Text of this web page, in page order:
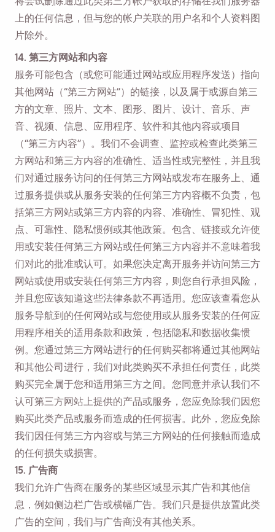
上的任何信息，但与您的帐户关联的用户名和个人资料图
片除外。
14. 第三方网站和内容
服务可能包含（或您可能通过网站或应用程序发送）指向
其他网站（“第三方网站”）的链接，以及属于或源自第三
方的文章、照片、文本、图形、图片、设计、音乐、声
音、视频、信息、应用程序、软件和其他内容或项目
（“第三方内容”）。我们不会调查、监控或检查此类第三
方网站和第三方内容的准确性、适当性或完整性，并且我
们对通过服务访问的任何第三方网站或发布在服务上、通
过服务提供或从服务安装的任何第三方内容概不负责，包
括第三方网站或第三方内容的内容、准确性、冒犯性、观
点、可靠性、隐私惯例或其他政策。包含、链接或允许使
用或安装任何第三方网站或任何第三方内容并不意味着我
们对此的批准或认可。如果您决定离开服务并访问第三方
网站或使用或安装任何第三方内容，则您自行承担风险，
并且您应该知道这些法律条款不再适用。您应该查看您从
服务导航到的任何网站或与您使用或从服务安装的任何应
用程序相关的适用条款和政策，包括隐私和数据收集惯
例。您通过第三方网站进行的任何购买都将通过其他网站
和其他公司进行，我们对此类购买不承担任何责任，此类
购买完全属于您和适用第三方之间。您同意并承认我们不
认可第三方网站上提供的产品或服务，您应免除我们因您
购买此类产品或服务而造成的任何损害。此外，您应免除
我们因任何第三方内容或与第三方网站的任何接触而造成
的任何损失或损害。
15. 广告商
我们允许广告商在服务的某些区域显示其广告和其他信
息，例如侧边栏广告或横幅广告。我们只是提供放置此类
广告的空间，我们与广告商没有其他关系。